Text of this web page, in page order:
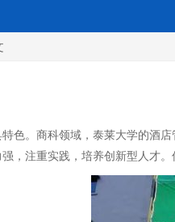
色。商科领域，泰莱大学的酒
，注重实践，培养创新型人才